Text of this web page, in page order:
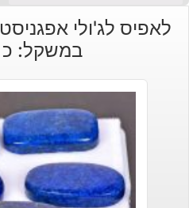
במשקל: כ 33 קרט